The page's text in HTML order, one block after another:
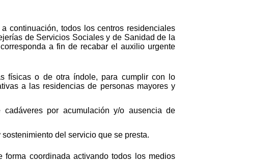
continuación, todos los centros residenciales
de Servicios Sociales y de Sanidad de la
a fin de recabar el auxilio urgente
físicas o de otra índole, para cumplir con lo
a las residencias de personas mayores y
por acumulación y/o ausencia de
del servicio que se presta.
coordinada activando todos los medios